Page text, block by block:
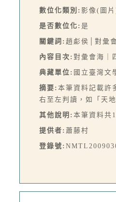
數位化類別: 影像(圖片
是否數位化: 是
關鍵詞: 趙虨侯│對彙
內容目次: 對彙會海｜
典藏單位: 國立臺灣文
摘要: 本筆資料記載許
右至左判讀，如「天
其他說明: 本筆資料共
提供者: 蕭藤村
登錄號: